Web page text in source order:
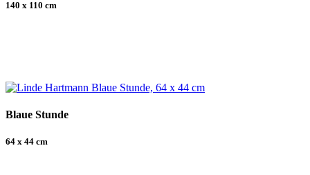
140 x 110 cm
Blaue Stunde
64 x 44 cm